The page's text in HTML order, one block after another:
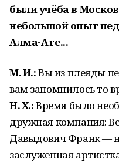
были учёба в
небольшой опыт
Алма-Ате...
М. И.:Вы из плеяды
вам запомнилось то
Н. Х.:Время было
дружная компания:
Давыдович Франк —
заслуженная